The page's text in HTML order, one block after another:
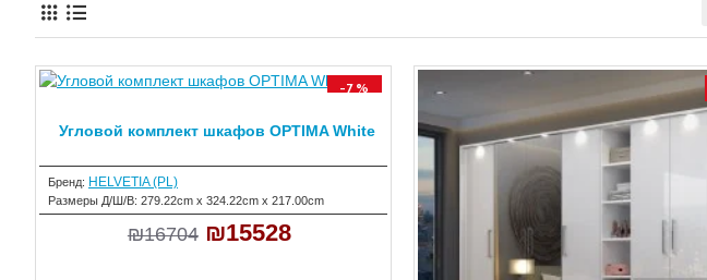
-7 %
Бренд: HELVETIA (PL)
Размеры Д/Ш/В: 279.22cm x 324.22cm x 217.00cm
Угловой комплект шкафов OPTIMA White
₪16704 ₪15528